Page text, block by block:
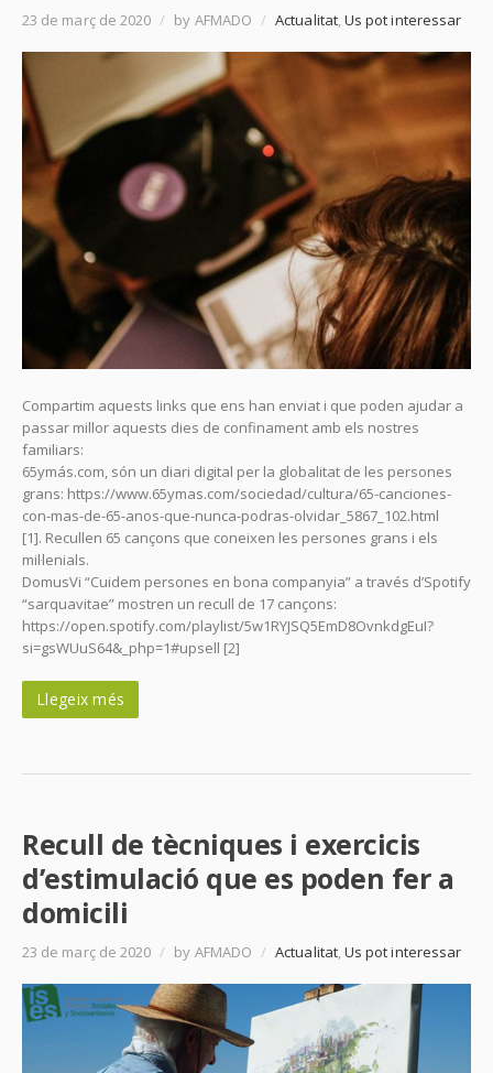
23 de març de 2020 / by AFMADO / Actualitat,Us pot interessar
Compartim aquests links que ens han enviat i que poden ajudar a
passar millor aquests dies de confinament amb els nostres
familiars:
65ymás.com, són un diari digital per la globalitat de les persones
grans: https://www.65ymas.com/sociedad/cultura/65-canciones-
con-mas-de-65-anos-que-nunca-podras-olvidar_5867_102.html
[1]. Recullen 65 cançons que coneixen les persones grans i els
mil·lenials.
DomusVi “Cuidem persones en bona companyia” a través d’Spotify
“sarquavitae” mostren un recull de 17 cançons:
https://open.spotify.com/playlist/5w1RYJSQ5EmD8OvnkdgEuI?
si=gsWUuS64&_php=1#upsell [2]
Llegeix més
Recull de tècniques i exercicis
d’estimulació que es poden fer a
domicili
23 de març de 2020 / by AFMADO / Actualitat,Us pot interessar